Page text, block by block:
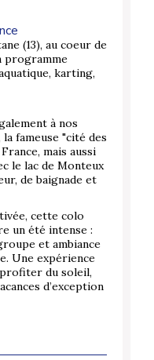
(13), au coeur de
programme
karting,
à nos
fameuse "cité des
mais aussi
le lac de Monteux
de baignade et
cette colo
un été intense :
et ambiance
Une expérience
du soleil,
d’exception